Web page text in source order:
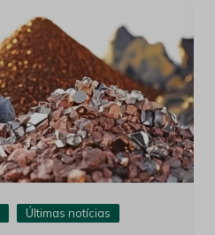
Últimas notícias